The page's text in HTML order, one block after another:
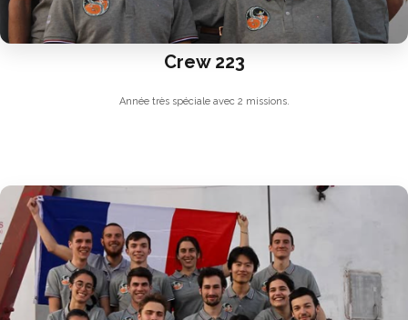
Crew 223
Année très spéciale avec 2 missions.